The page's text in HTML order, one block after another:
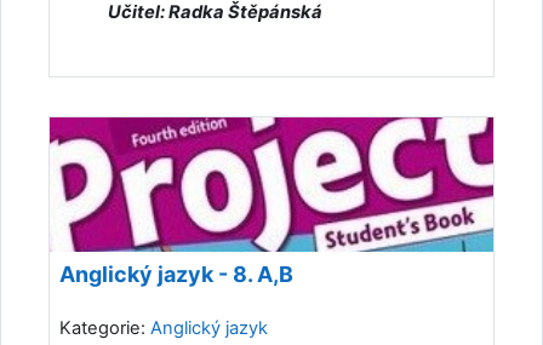
Učitel: Radka Štěpánská
Anglický jazyk - 8. A,B
Kategorie: Anglický jazyk